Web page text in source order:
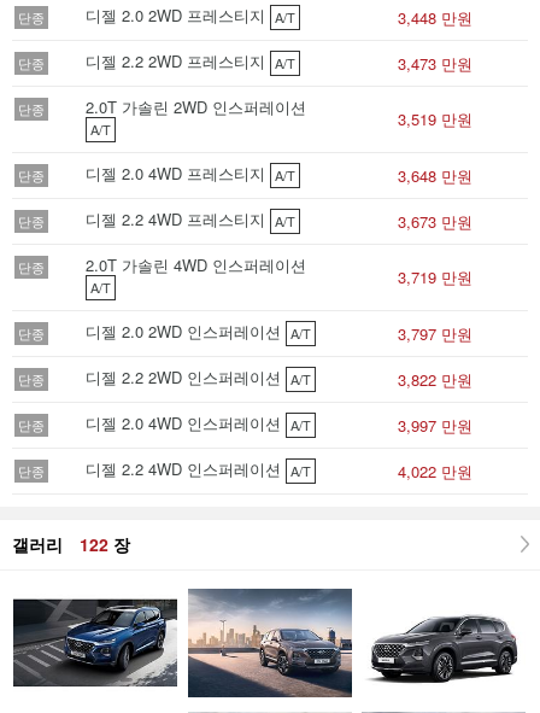
단종 디젤 2.0 2WD 프레스티지 A/T 3,448 만원
단종 디젤 2.2 2WD 프레스티지 A/T 3,473 만원
단종 2.0T 가솔린 2WD 인스퍼레이션
A/T 3,519 만원
단종 디젤 2.0 4WD 프레스티지 A/T 3,648 만원
단종 디젤 2.2 4WD 프레스티지 A/T 3,673 만원
단종 2.0T 가솔린 4WD 인스퍼레이션
A/T 3,719 만원
단종 디젤 2.0 2WD 인스퍼레이션 A/T 3,797 만원
단종 디젤 2.2 2WD 인스퍼레이션 A/T 3,822 만원
단종 디젤 2.0 4WD 인스퍼레이션 A/T 3,997 만원
단종 디젤 2.2 4WD 인스퍼레이션 A/T 4,022 만원
갤러리 122 장